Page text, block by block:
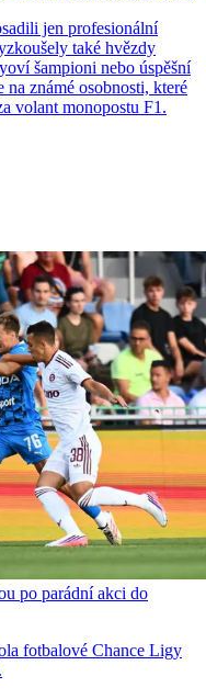
jen profesionální
také hvězdy
šampioni nebo úspěšní
známé osobnosti, které
volant monopostu F1.
po parádní akci do
fotbalové Chance Ligy